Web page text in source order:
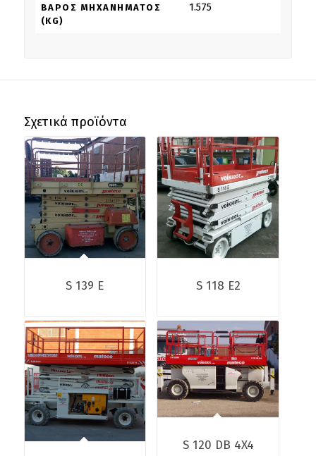
ΒΆΡΟΣ ΜΗΧΑΝΉΜΑΤΟΣ
(KG)
1.575
Σχετικά προϊόντα
S 139 E S 118 E2
S 120 DB 4X4